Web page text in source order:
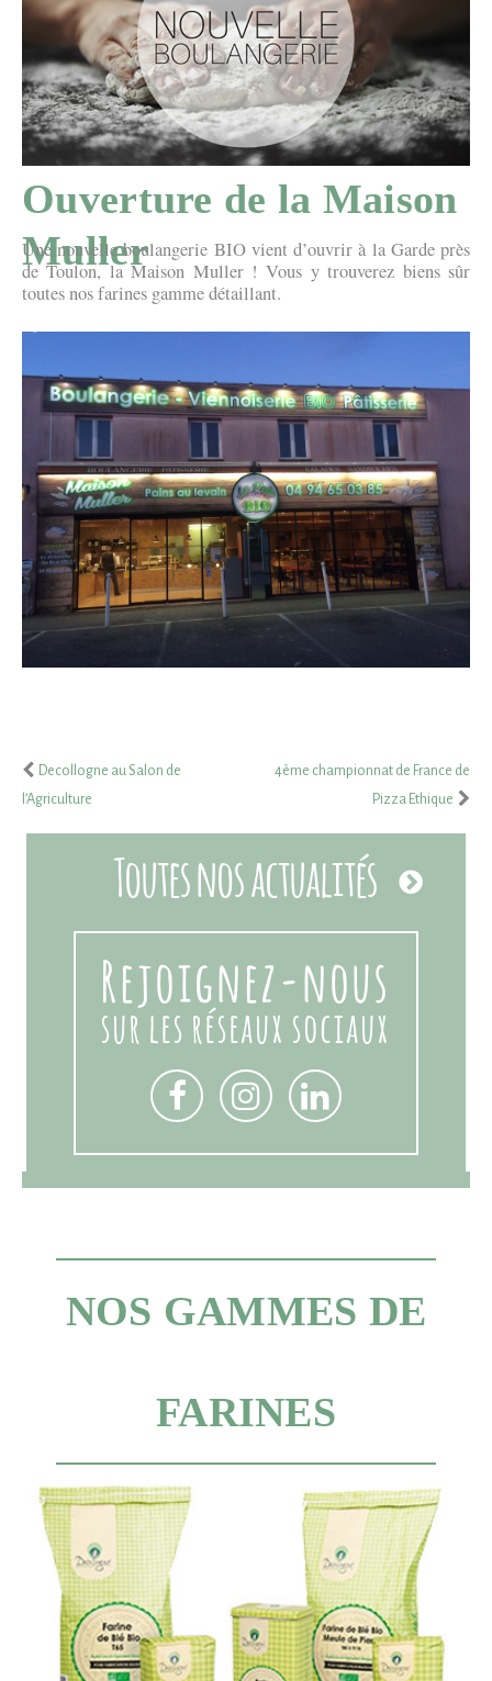
Ouverture de la Maison
Muller
Une nouvelle boulangerie BIO vient d’ouvrir à la Garde près
de Toulon, la Maison Muller ! Vous y trouverez biens sûr
toutes nos farines gamme détaillant.
Decollogne au Salon de
l’Agriculture
4ème championnat de France de
Pizza Ethique
Toutes nos actualités
Rejoignez-nous
sur les réseaux sociaux
NOS GAMMES DE
FARINES